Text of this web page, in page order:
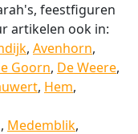
feestfiguren
artikelen ook in:
, Avenhorn,
Goorn, De Weere,
, Hem,
, Medemblik,